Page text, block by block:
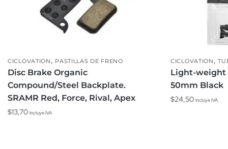
CICLOVATION , PASTILLAS DE FRENO
Disc Brake Organic
Compound/Steel Backplate.
SRAMR Red, Force, Rival, Apex
$13,70 Incluye IVA
CICLOVATION ,
Light-weight
50mm Black
$24,50 Incluye IVA